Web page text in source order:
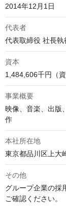
2014年12月1日
代表者
代表取締役 社長
資本
1,484,606千円（資
事業概要
映像、音楽、出版
作
本社所在地
東京都品川区上大
その他
グループ企業の採
ご確認ください。